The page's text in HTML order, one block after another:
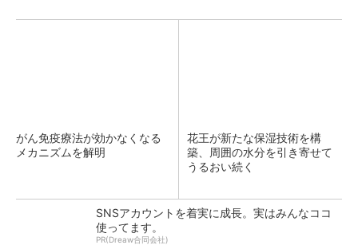
がん免疫療法が効かなくなる
メカニズムを解明
花王が新たな保湿技術を構
築、周囲の水分を引き寄せて
うるおい続く
SNSアカウントを着実に成長。実はみんなココ
使ってます。
PR(Dreaw合同会社)